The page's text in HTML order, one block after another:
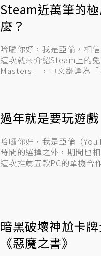
Steam近萬筆的
麼？
哈囉你好，我是亞倫，相
這次就來介紹Steam上的
Masters」，中文翻譯為
過年就是要玩遊
哈囉你好，我是亞倫（
時間的選擇之外，期間也
這次推薦五款PC的單機合
暗黑破壞神尬卡
《惡魔之書》